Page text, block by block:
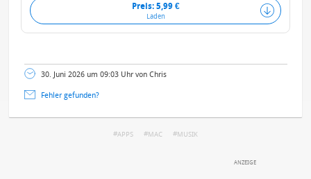
Preis: 5,99 €
Laden
30. Juni 2026 um 09:03 Uhr von Chris
Fehler gefunden?
APPS MAC MUSIK